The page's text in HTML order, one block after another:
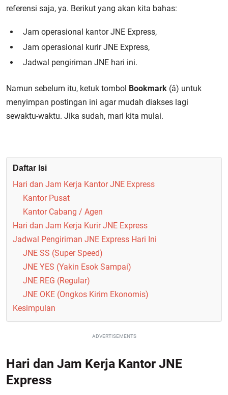
referensi saja, ya. Berikut yang akan kita bahas:
Jam operasional kantor JNE Express,
Jam operasional kurir JNE Express,
Jadwal pengiriman JNE hari ini.
Namun sebelum itu, ketuk tombol Bookmark (â­) untuk
menyimpan postingan ini agar mudah diakses lagi
sewaktu-waktu. Jika sudah, mari kita mulai.
Daftar Isi
Hari dan Jam Kerja Kantor JNE Express
Kantor Pusat
Kantor Cabang / Agen
Hari dan Jam Kerja Kurir JNE Express
Jadwal Pengiriman JNE Express Hari Ini
JNE SS (Super Speed)
JNE YES (Yakin Esok Sampai)
JNE REG (Regular)
JNE OKE (Ongkos Kirim Ekonomis)
Kesimpulan
ADVERTISEMENTS
Hari dan Jam Kerja Kantor JNE
Express